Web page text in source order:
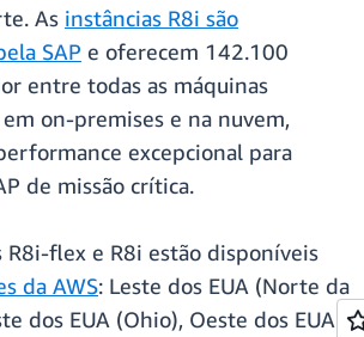
As instâncias R8i são
SAP e oferecem 142.100
entre todas as máquinas
on-premises e na nuvem,
excepcional para
de missão crítica.
R8i-flex e R8i estão disponíveis
da AWS: Leste dos EUA (Norte da
dos EUA (Ohio), Oeste dos EUA